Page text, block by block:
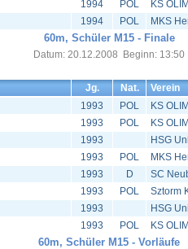
1994 POL
KS
1994 POL MKS
60m, Schüler M15 - Finale
Datum: 20.12.2008 Beginn: 13:50
Jg. Nat.
Verein
1993 POL
KS
1993 POL
KS
1993
HSG
1993 POL
MKS
1993 D
SC
1993 POL
Sztorm
1993
HSG
1993 POL KS
60m, Schüler M15 - Vorläufe